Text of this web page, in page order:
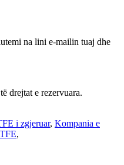
na lini e-mailin tuaj dhe
drejtat e rezervuara.
i zgjeruar, Kompania e
,